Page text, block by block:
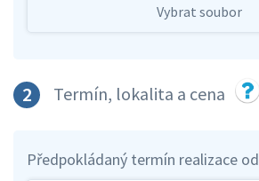
Vybrat soubor
2 Termín, lokalita a cena
Předpokládaný termín realizace od